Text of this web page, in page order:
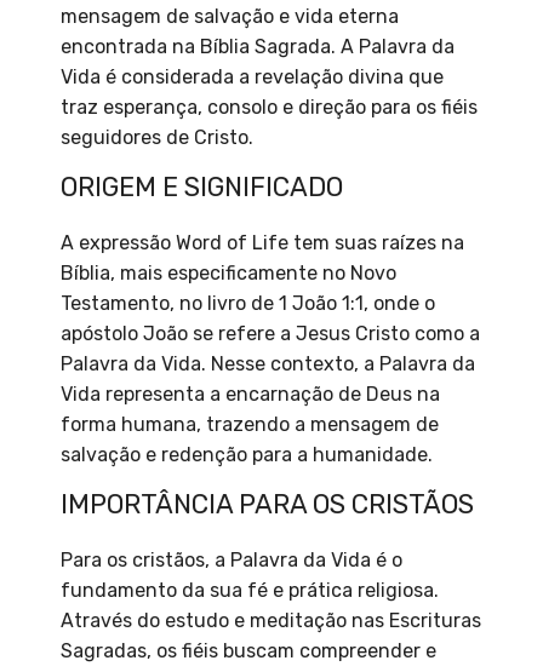
mensagem de salvação e vida eterna
encontrada na Bíblia Sagrada. A Palavra da
Vida é considerada a revelação divina que
traz esperança, consolo e direção para os fiéis
seguidores de Cristo.
ORIGEM E SIGNIFICADO
A expressão Word of Life tem suas raízes na
Bíblia, mais especificamente no Novo
Testamento, no livro de 1 João 1:1, onde o
apóstolo João se refere a Jesus Cristo como a
Palavra da Vida. Nesse contexto, a Palavra da
Vida representa a encarnação de Deus na
forma humana, trazendo a mensagem de
salvação e redenção para a humanidade.
IMPORTÂNCIA PARA OS CRISTÃOS
Para os cristãos, a Palavra da Vida é o
fundamento da sua fé e prática religiosa.
Através do estudo e meditação nas Escrituras
Sagradas, os fiéis buscam compreender e